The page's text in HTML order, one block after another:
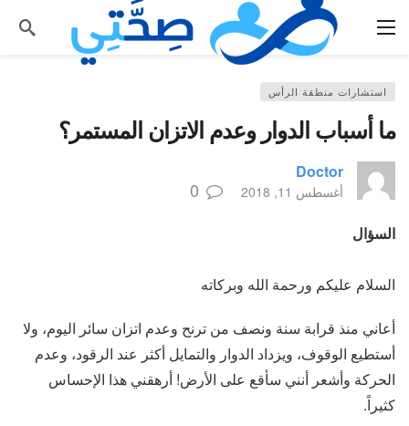
استشارات منطقة الرأس
ما أسباب الدوار وعدم الاتزان المستمر؟
Doctor
أغسطس 11, 2018 0
السؤال
السلام عليكم ورحمة الله وبركاته
أعاني منذ قرابة سنة ونصف من ترنح وعدم اتزان سائر اليوم، ولا
أستطيع الوقوف، ويزداد الدوار والتمايل أكثر عند الرقود، وعدم
الحركة وأشعر أنني سأقع على الأرض! أرهقني هذا الإحساس
كثيراً.